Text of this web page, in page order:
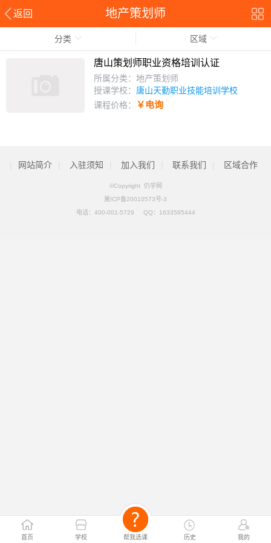
返回 地产策划师
首页 学校 帮我选课 历史 我的
分类 区域
唐山策划师职业资格培训认证
所属分类：地产策划师
授课学校： 唐山天勤职业技能培训学校
课程价格：
￥电询
网站简介 入驻须知 加入我们 联系我们 区域合作
©Copyright 仍学网
冀ICP备20010573号-3
电话： 400-001-5729 QQ： 1633585444